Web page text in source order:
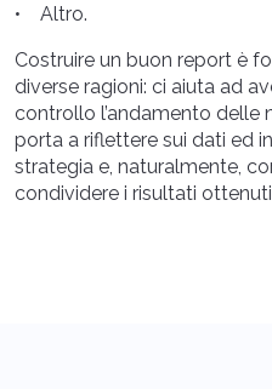
• Altro.
Costruire un buon report è
diverse ragioni: ci aiuta ad
controllo l’andamento delle
porta a riflettere sui dati ed
strategia e, naturalmente,
condividere i risultati